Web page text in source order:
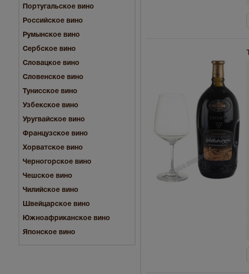
Португальское вино
Российское вино
Румынское вино
Сербское вино
Словацкое вино
Словенское вино
Тунисское вино
Узбекское вино
Уругвайское вино
Французское вино
Хорватское вино
Черногорское вино
Чешское вино
Чилийское вино
Швейцарское вино
Южноафриканское вино
Японское вино